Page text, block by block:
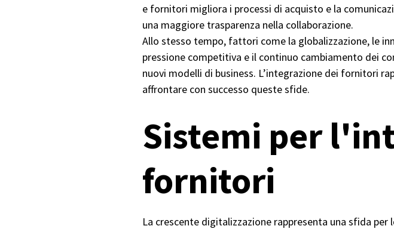
e fornitori migliora i processi di acquisto e la
una maggiore trasparenza nella collaborazione.
Allo stesso tempo, fattori come la globalizzazione, le
pressione competitiva e il continuo cambiamento dei
nuovi modelli di business. L’integrazione dei fornitori
affrontare con successo queste sfide.
Sistemi per
fornitori
La crescente digitalizzazione rappresenta una sfida